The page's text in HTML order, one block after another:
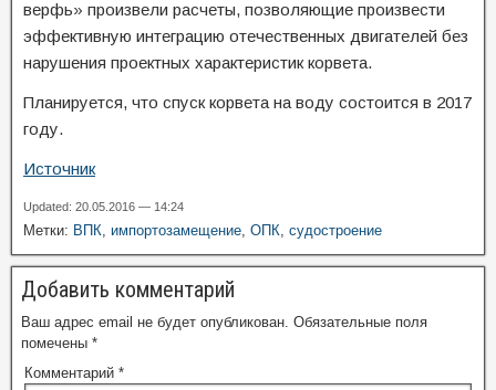
верфь» произвели расчеты, позволяющие произвести
эффективную интеграцию отечественных двигателей без
нарушения проектных характеристик корвета.
Планируется, что спуск корвета на воду состоится в 2017
году.
Источник
Updated: 20.05.2016 — 14:24
Метки: ВПК, импортозамещение, ОПК, судостроение
Добавить комментарий
Ваш адрес email не будет опубликован. Обязательные поля
помечены *
Комментарий *